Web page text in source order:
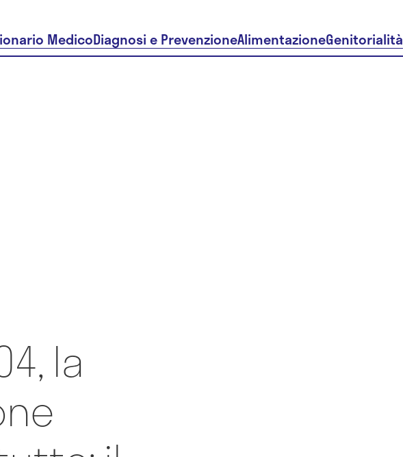
MedicoDiagnosi e PrevenzioneAlimentazioneGenitorialità
la